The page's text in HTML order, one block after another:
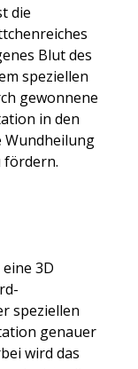
die
Blut des
speziellen
gewonnene
in den
Wundheilung
fördern.
3D
speziellen
genauer
wird das